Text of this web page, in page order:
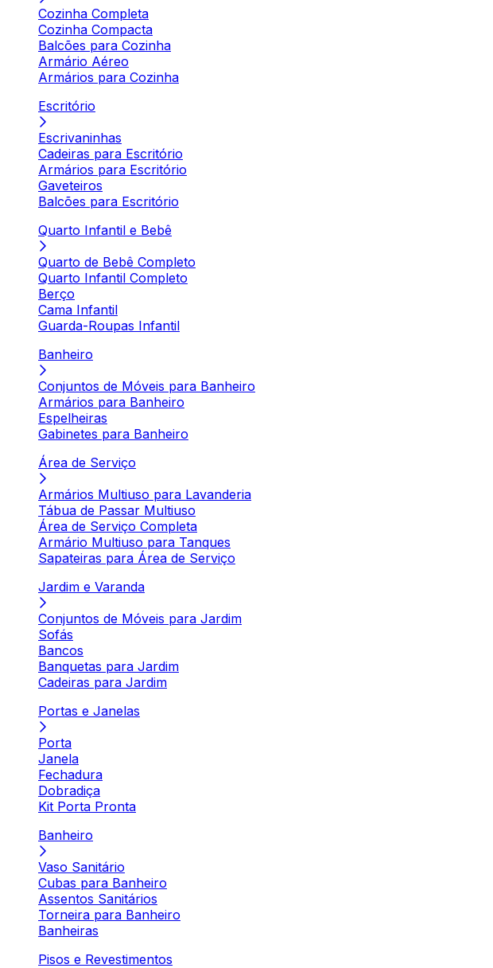
Cozinha Completa
Cozinha Compacta
Balcões para Cozinha
Armário Aéreo
Armários para Cozinha
Escritório
Escrivaninhas
Cadeiras para Escritório
Armários para Escritório
Gaveteiros
Balcões para Escritório
Quarto Infantil e Bebê
Quarto de Bebê Completo
Quarto Infantil Completo
Berço
Cama Infantil
Guarda-Roupas Infantil
Banheiro
Conjuntos de Móveis para Banheiro
Armários para Banheiro
Espelheiras
Gabinetes para Banheiro
Área de Serviço
Armários Multiuso para Lavanderia
Tábua de Passar Multiuso
Área de Serviço Completa
Armário Multiuso para Tanques
Sapateiras para Área de Serviço
Jardim e Varanda
Conjuntos de Móveis para Jardim
Sofás
Bancos
Banquetas para Jardim
Cadeiras para Jardim
Portas e Janelas
Porta
Janela
Fechadura
Dobradiça
Kit Porta Pronta
Banheiro
Vaso Sanitário
Cubas para Banheiro
Assentos Sanitários
Torneira para Banheiro
Banheiras
Pisos e Revestimentos